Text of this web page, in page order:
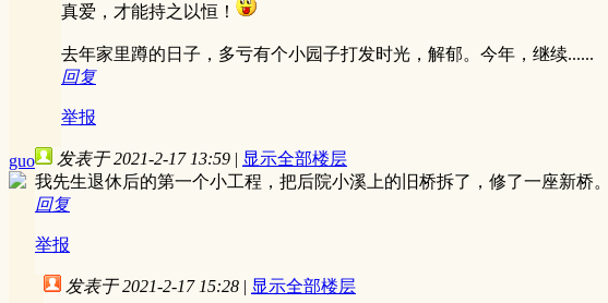
真爱，才能持之以恒！
去年家里蹲的日子，多亏有个小园子打发时光，解郁。今年，继续......
回复
举报
guo 发表于 2021-2-17 13:59 | 显示全部楼层
我先生退休后的第一个小工程，把后院小溪上的旧桥拆了，修了一座新桥。
回复
举报
发表于 2021-2-17 15:28 | 显示全部楼层